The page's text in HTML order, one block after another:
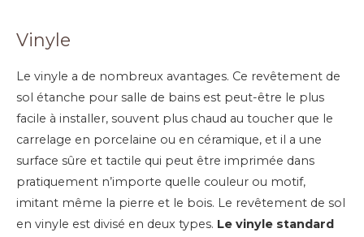
Vinyle
Le vinyle a de nombreux avantages. Ce revêtement de
sol étanche pour salle de bains est peut-être le plus
facile à installer, souvent plus chaud au toucher que le
carrelage en porcelaine ou en céramique, et il a une
surface sûre et tactile qui peut être imprimée dans
pratiquement n’importe quelle couleur ou motif,
imitant même la pierre et le bois. Le revêtement de sol
en vinyle est divisé en deux types. Le vinyle standard